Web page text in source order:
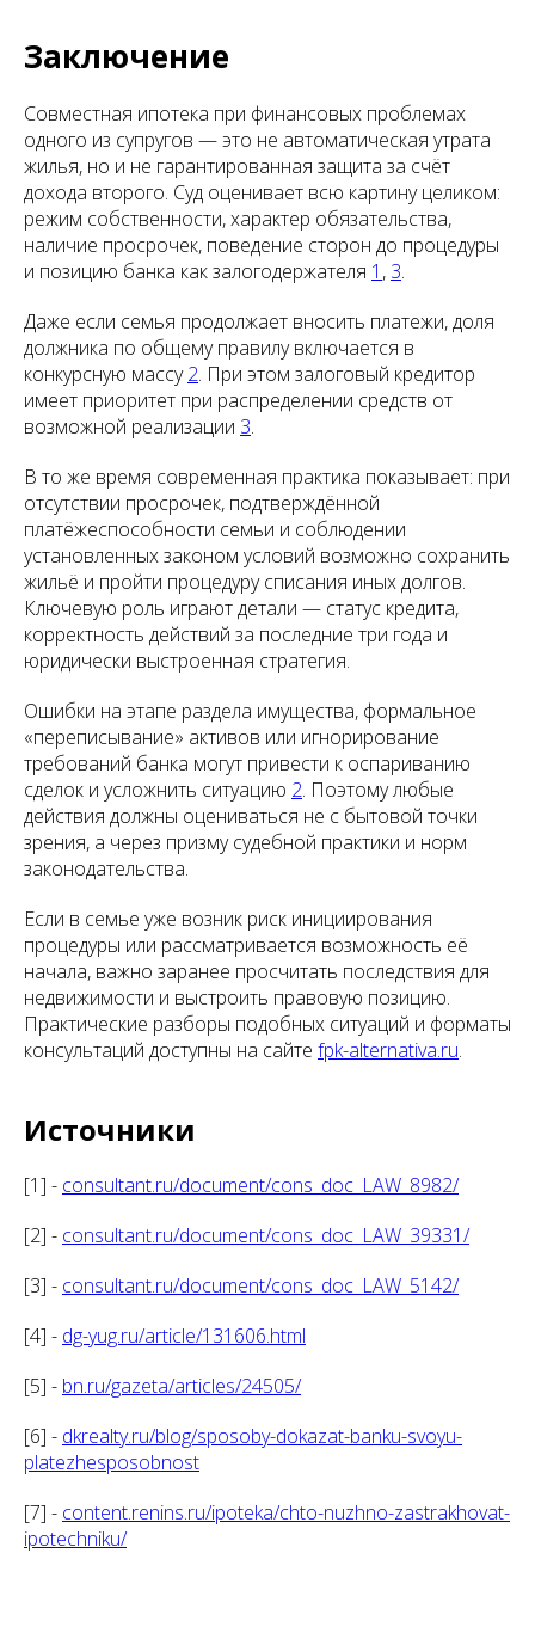
Заключение
Совместная ипотека при финансовых проблемах
одного из супругов — это не автоматическая утрата
жилья, но и не гарантированная защита за счёт
дохода второго. Суд оценивает всю картину целиком:
режим собственности, характер обязательства,
наличие просрочек, поведение сторон до процедуры
и позицию банка как залогодержателя 1 , 3.
Даже если семья продолжает вносить платежи, доля
должника по общему правилу включается в
конкурсную массу2. При этом залоговый кредитор
имеет приоритет при распределении средств от
возможной реализации 3.
В то же время современная практика показывает: при
отсутствии просрочек, подтверждённой
платёжеспособности семьи и соблюдении
установленных законом условий возможно сохранить
жильё и пройти процедуру списания иных долгов.
Ключевую роль играют детали — статус кредита,
корректность действий за последние три года и
юридически выстроенная стратегия.
Ошибки на этапе раздела имущества, формальное
«переписывание» активов или игнорирование
требований банка могут привести к оспариванию
сделок и усложнить ситуацию 2. Поэтому любые
действия должны оцениваться не с бытовой точки
зрения, а через призму судебной практики и норм
законодательства.
Если в семье уже возник риск инициирования
процедуры или рассматривается возможность её
начала, важно заранее просчитать последствия для
недвижимости и выстроить правовую позицию.
Практические разборы подобных ситуаций и форматы
консультаций доступны на сайте fpk-alternativa.ru.
Источники
[1] - consultant.ru/document/cons_doc_LAW_8982/
[2] - consultant.ru/document/cons_doc_LAW_39331/
[3] - consultant.ru/document/cons_doc_LAW_5142/
[4] - dg-yug.ru/article/131606.html
[5] - bn.ru/gazeta/articles/24505/
[6] - dkrealty.ru/blog/sposoby-dokazat-banku-svoyu-
platezhesposobnost
[7] - content.renins.ru/ipoteka/chto-nuzhno-zastrakhovat-
ipotechniku/